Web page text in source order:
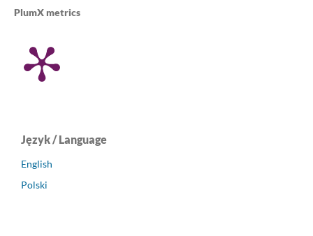
PlumX metrics
Język / Language
English
Polski